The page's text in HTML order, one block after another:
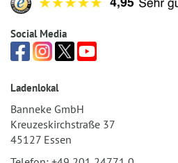
Social Media
Ladenlokal
Banneke GmbH
Kreuzeskirchstraße 37
45127 Essen